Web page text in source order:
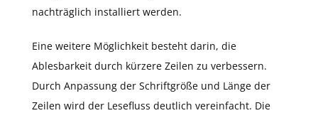
nachträglich installiert werden.
Eine weitere Möglichkeit besteht darin, die
Ablesbarkeit durch kürzere Zeilen zu verbessern.
Durch Anpassung der Schriftgröße und Länge der
Zeilen wird der Lesefluss deutlich vereinfacht. Die